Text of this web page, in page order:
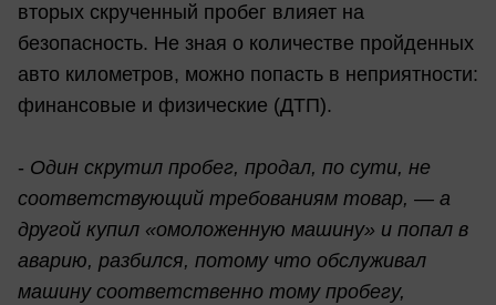
вторых скрученный пробег влияет на
безопасность. Не зная о количестве пройденных
авто километров, можно попасть в неприятности:
финансовые и физические (ДТП).
- Один скрутил пробег, продал, по сути, не
соответствующий требованиям товар, — а
другой купил «омоложенную машину» и попал в
аварию, разбился, потому что обслуживал
машину соответственно тому пробегу,